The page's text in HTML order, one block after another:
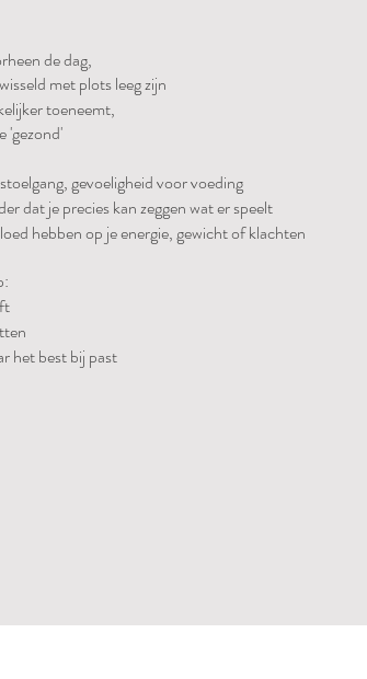
de dag,
met plots leeg zijn
toeneemt,
'gezond'
gevoeligheid voor voeding
dat je precies kan zeggen wat er speelt
hebben op je energie, gewicht of klachten
het best bij past